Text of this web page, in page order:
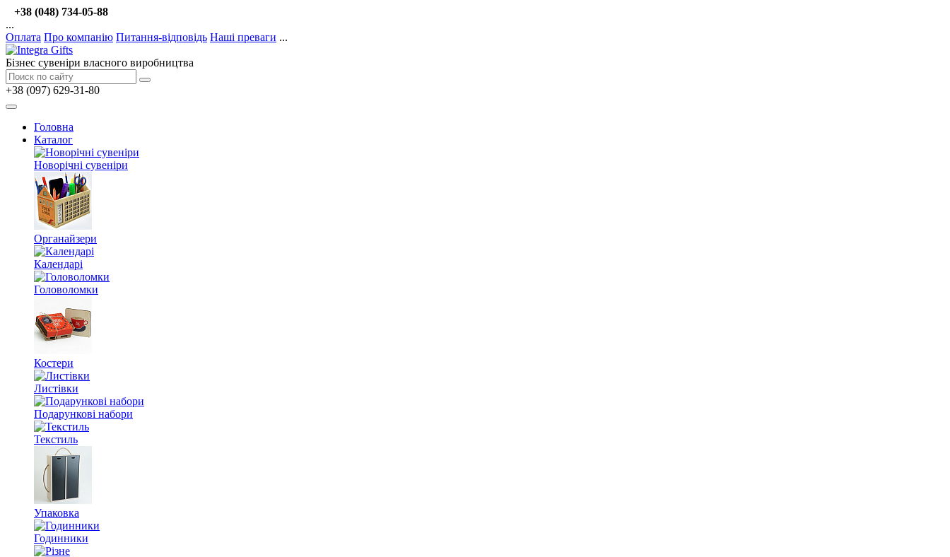
+38 (048) 734-05-88
...
Оплата Про компанію Питання-відповідь Наші преваги ...
Бізнес сувеніри власного виробництва
+38 (097) 629-31-80
Головна
Каталог
Новорічні сувеніри
Органайзери
Календарі
Головоломки
Костери
Листівки
Подарункові набори
Текстиль
Упаковка
Годинники